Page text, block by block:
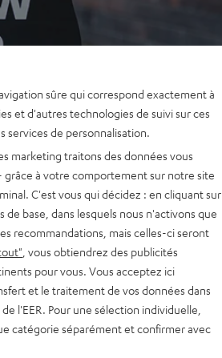
sûre qui correspond exactement à
et d'autres technologies de suivi sur ces
services de personnalisation.
marketing traitons des données vous
à votre comportement sur notre site
C'est vous qui décidez : en cliquant sur
de base, dans lesquels nous n'activons que
recommandations, mais celles-ci seront
, vous obtiendrez des publicités
pour vous. Vous acceptez ici
et le traitement de vos données dans
l'EER. Pour une sélection individuelle,
catégorie séparément et confirmer avec